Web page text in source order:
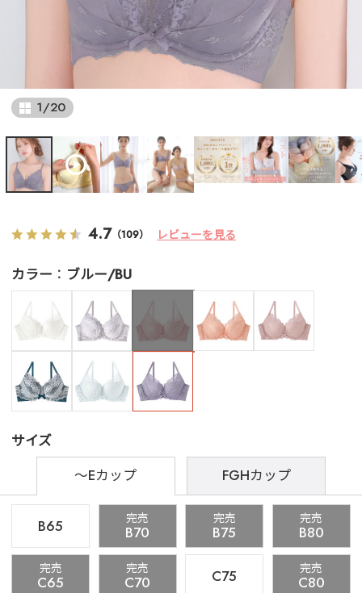
1/20
4.7 （109） レビューを見る
カラー ブルー/BU
サイズ
～Eカップ
FGHカップ
B65 完売
B70
完売
B75
完売
B80
完売
C65
完売
C70 C75 完売
C80